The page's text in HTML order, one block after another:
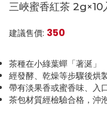
三峽蜜香紅茶 2g×10
建議售價: 350
茶種在小綠葉蟬「著涎」
經發酵、乾燥等步驟後烘
帶有淡果香或蜜香味、入
茶包材質經檢驗合格，沖